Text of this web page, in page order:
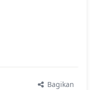
Bagikan